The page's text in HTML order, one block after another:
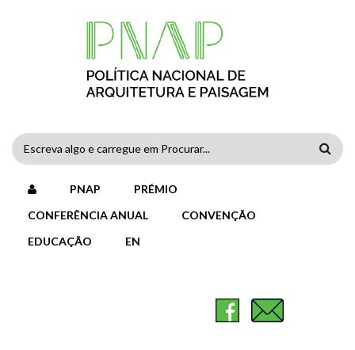
FORMULÁRIO
DE
PESQUISA
PNAP
PRÉMIO
CONFERÊNCIA ANUAL
CONVENÇÃO
EDUCAÇÃO
EN